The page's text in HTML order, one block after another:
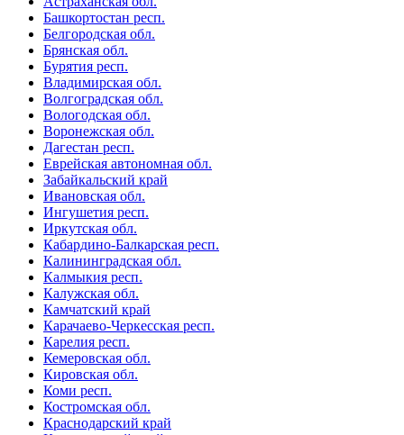
Башкортостан респ.
Белгородская обл.
Брянская обл.
Бурятия респ.
Владимирская обл.
Волгоградская обл.
Вологодская обл.
Воронежская обл.
Дагестан респ.
Еврейская автономная обл.
Забайкальский край
Ивановская обл.
Ингушетия респ.
Иркутская обл.
Кабардино-Балкарская респ.
Калининградская обл.
Калмыкия респ.
Калужская обл.
Камчатский край
Карачаево-Черкесская респ.
Карелия респ.
Кемеровская обл.
Кировская обл.
Коми респ.
Костромская обл.
Краснодарский край